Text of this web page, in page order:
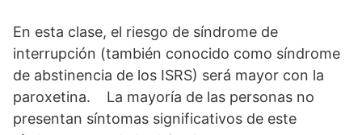
En esta clase, el riesgo de síndrome de
interrupción (también conocido como síndrome
de abstinencia de los ISRS) será mayor con la
paroxetina. La mayoría de las personas no
presentan síntomas significativos de este